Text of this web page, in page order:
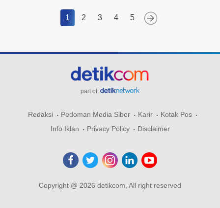
1 2 3 4 5
part of
Redaksi Pedoman Media Siber Karir
Kotak Pos
Info Iklan
Privacy Policy Disclaimer
Copyright @ 2026 detikcom, All right reserved